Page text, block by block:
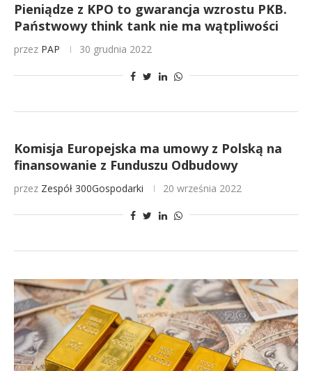
Pieniądze z KPO to gwarancja wzrostu PKB.
Państwowy think tank nie ma wątpliwości
przez PAP 30 grudnia 2022
Komisja Europejska ma umowy z Polską na
finansowanie z Funduszu Odbudowy
przez Zespół 300Gospodarki 20 września 2022